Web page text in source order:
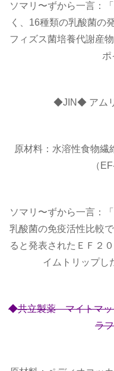
ソマリ〜ずから一言：
く、16種類の乳酸菌の
フィズス菌培養代謝産
ポ
◆JIN◆ アム
原材料：水溶性食物繊
（
ソマリ〜ずから一言：
乳酸菌の免疫活性比較
ると発表されたＥＦ２
イムトリップし
◆共立製薬 マイトマッ
ラ